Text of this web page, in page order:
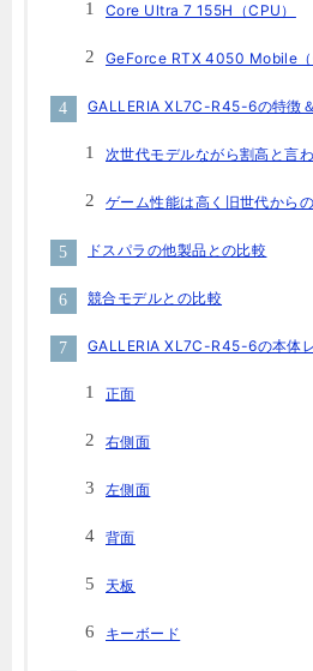
Core Ultra 7 155H（CPU）
GeForce RTX 4050 Mobile（
GALLERIA XL7C-R45-6の特徴
次世代モデルながら割高と言
ゲーム性能は高く旧世代から
ドスパラの他製品との比較
競合モデルとの比較
GALLERIA XL7C-R45-6の本体
正面
右側面
左側面
背面
天板
キーボード